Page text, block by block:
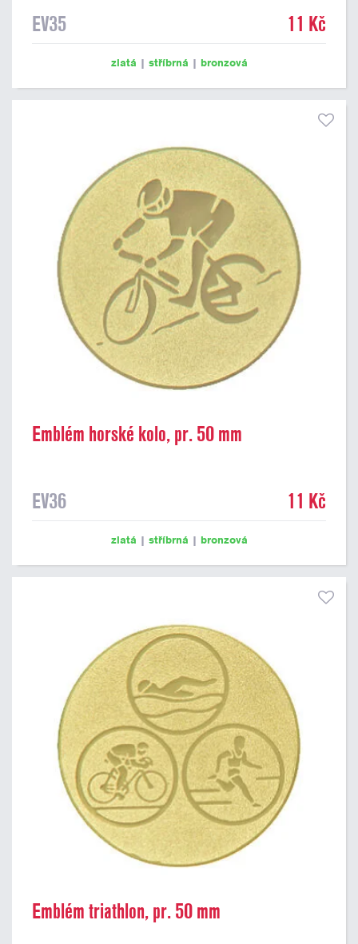
EV35 11 Kč
zlatá | stříbrná | bronzová
Emblém horské kolo, pr. 50 mm
EV36 11 Kč
zlatá | stříbrná | bronzová
Emblém triathlon, pr. 50 mm